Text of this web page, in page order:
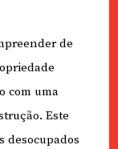
de
com uma
Este
desocupados